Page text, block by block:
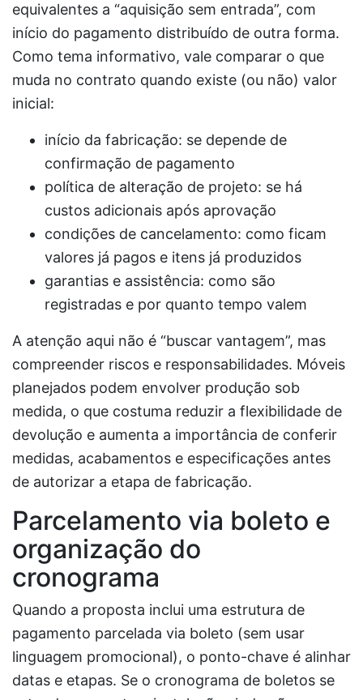
equivalentes a “aquisição sem entrada”, com
início do pagamento distribuído de outra forma.
Como tema informativo, vale comparar o que
muda no contrato quando existe (ou não) valor
inicial:
início da fabricação: se depende de
confirmação de pagamento
política de alteração de projeto: se há
custos adicionais após aprovação
condições de cancelamento: como ficam
valores já pagos e itens já produzidos
garantias e assistência: como são
registradas e por quanto tempo valem
A atenção aqui não é “buscar vantagem”, mas
compreender riscos e responsabilidades. Móveis
planejados podem envolver produção sob
medida, o que costuma reduzir a flexibilidade de
devolução e aumenta a importância de conferir
medidas, acabamentos e especificações antes
de autorizar a etapa de fabricação.
Parcelamento via boleto e
organização do
cronograma
Quando a proposta inclui uma estrutura de
pagamento parcelada via boleto (sem usar
linguagem promocional), o ponto-chave é alinhar
datas e etapas. Se o cronograma de boletos se